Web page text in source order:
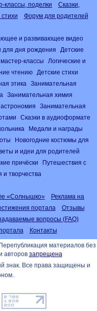
классы, поделки
Сказки,
Форум для родителей
и развивающее видео
для дня рождения
Детские
классы
Логические и
чтению
Детские стихи
этика
Занимательная
Занимательная химия
Занимательная
Сказки в аудиоформате
Медали и награды
Новогодние костюмы для
и идеи для родителей
причёски
Путешествия с
и творчества
«Солнышко»
Реклама на
портала
Отзывы
вопросы (FAQ)
Контакты
материалов без
авторов запрещена
знак. Все права защищены и